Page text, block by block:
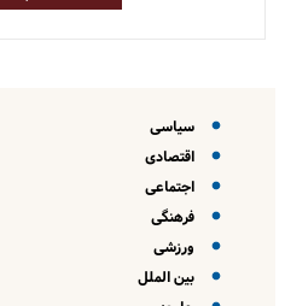
سیاسی
اقتصادی
اجتماعی
فرهنگی
ورزشی
بین الملل